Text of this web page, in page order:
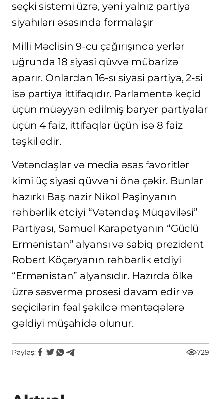
seçki sistemi üzrə, yəni yalnız partiya
siyahıları əsasında formalaşır
Milli Məclisin 9-cu çağırışında yerlər
uğrunda 18 siyasi qüvvə mübarizə
aparır. Onlardan 16-sı siyasi partiya, 2-si
isə partiya ittifaqıdır. Parlamentə keçid
üçün müəyyən edilmiş baryer partiyalar
üçün 4 faiz, ittifaqlar üçün isə 8 faiz
təşkil edir.
Vətəndaşlar və media əsas favoritlər
kimi üç siyasi qüvvəni önə çəkir. Bunlar
hazırkı Baş nazir Nikol Paşinyanın
rəhbərlik etdiyi “Vətəndaş Müqaviləsi”
Partiyası, Samuel Karapetyanın “Güclü
Ermənistan” alyansı və sabiq prezident
Robert Köçəryanın rəhbərlik etdiyi
“Ermənistan” alyansıdır. Hazırda ölkə
üzrə səsvermə prosesi davam edir və
seçicilərin fəal şəkildə məntəqələrə
gəldiyi müşahidə olunur.
Paylaş: 729